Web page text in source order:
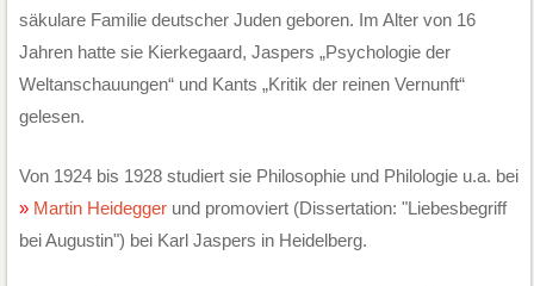
säkulare Familie deutscher Juden geboren. Im Alter von 16
Jahren hatte sie Kierkegaard, Jaspers „Psychologie der
Weltanschauungen“ und Kants „Kritik der reinen Vernunft“
gelesen.
Von 1924 bis 1928 studiert sie Philosophie und Philologie u.a. bei
Martin Heideggerund promoviert (Dissertation: "Liebesbegriff
bei Augustin") bei Karl Jaspers in Heidelberg.